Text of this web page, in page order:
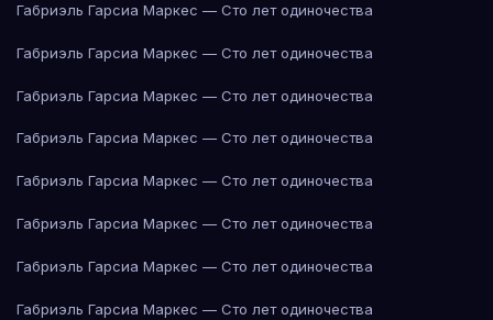
Габриэль Гарсиа Маркес — Сто лет одиночества
Габриэль Гарсиа Маркес — Сто лет одиночества
Габриэль Гарсиа Маркес — Сто лет одиночества
Габриэль Гарсиа Маркес — Сто лет одиночества
Габриэль Гарсиа Маркес — Сто лет одиночества
Габриэль Гарсиа Маркес — Сто лет одиночества
Габриэль Гарсиа Маркес — Сто лет одиночества
Габриэль Гарсиа Маркес — Сто лет одиночества